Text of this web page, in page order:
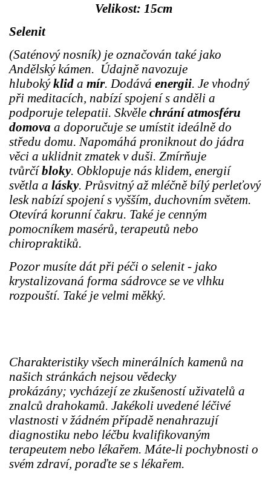
Velikost: 15cm
Selenit
(Saténový nosník) je označován také jako
Andělský kámen. Údajně navozuje
hlubokýklid a mír. Dodává energii. Je vhodný
při meditacích, nabízí spojení s anděli a
podporuje telepatii. Skvěle chrání atmosféru
domova a doporučuje se umístit ideálně do
středu domu. Napomáhá proniknout do jádra
věci a uklidnit zmatek v duši. Zmírňuje
tvůrčíbloky. Obklopuje nás klidem, energií
světla a lásky. Průsvitný až mléčně bílý perleťový
lesk nabízí spojení s vyšším, duchovním světem.
Otevírá korunní čakru. Také je cenným
pomocníkem masérů, terapeutů nebo
chiropraktiků.
Pozor musíte dát při péči o selenit - jako
krystalizovaná forma sádrovce se ve vlhku
rozpouští. Také je velmi měkký.
Charakteristiky všech minerálních kamenů na
našich stránkách nejsou vědecky
prokázány; vycházejí ze zkušeností uživatelů a
znalců drahokamů. Jakékoli uvedené léčivé
vlastnosti v žádném případě nenahrazují
diagnostiku nebo léčbu kvalifikovaným
terapeutem nebo lékařem. Máte-li pochybnosti o
svém zdraví, poraďte se s lékařem.